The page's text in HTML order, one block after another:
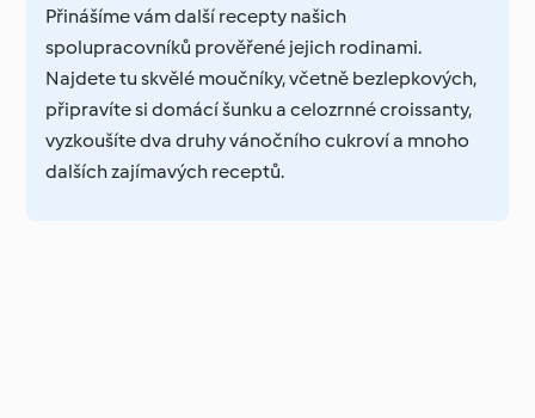
Přinášíme vám další recepty našich
spolupracovníků prověřené jejich rodinami.
Najdete tu skvělé moučníky, včetně bezlepkových,
připravíte si domácí šunku a celozrnné croissanty,
vyzkoušíte dva druhy vánočního cukroví a mnoho
dalších zajímavých receptů.